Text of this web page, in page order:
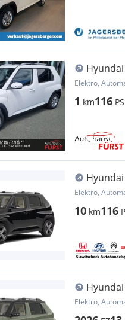
Elektro,
1 km116
Elektro,
10 km116
Elektro,